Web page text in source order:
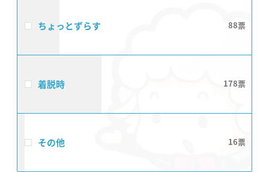
ちょっとずらす 88
着脱時 178
その他 16